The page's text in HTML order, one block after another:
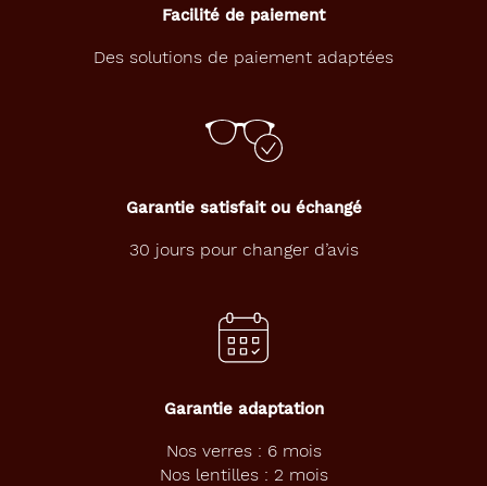
Facilité de paiement
Des solutions de paiement adaptées
Garantie satisfait ou échangé
30 jours pour changer d’avis
Garantie adaptation
Nos verres : 6 mois
Nos lentilles : 2 mois